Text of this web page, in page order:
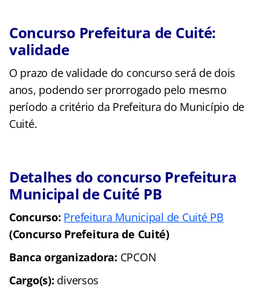
Concurso Prefeitura de Cuité:
validade
O prazo de validade do concurso será de dois
anos, podendo ser prorrogado pelo mesmo
período a critério da Prefeitura do Município de
Cuité.
Detalhes do concurso Prefeitura
Municipal de Cuité PB
Concurso: Prefeitura Municipal de Cuité PB
(Concurso Prefeitura de Cuité)
Banca organizadora: CPCON
Cargo(s): diversos